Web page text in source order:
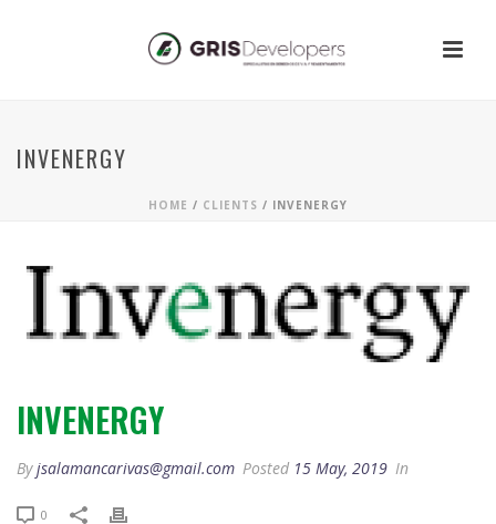
INVENERGY
HOME / CLIENTS / INVENERGY
INVENERGY
Byjsalamancarivas@gmail.com Posted 15 May, 2019 In
0